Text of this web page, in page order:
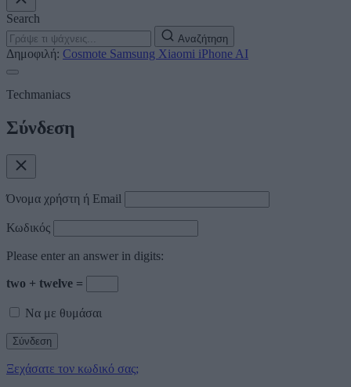
Search
Αναζήτηση
Δημοφιλή: Cosmote Samsung Xiaomi iPhone AI
Techmaniacs
Σύνδεση
Όνομα χρήστη ή Email
Κωδικός
Please enter an answer in digits:
two + twelve =
Να με θυμάσαι
Ξεχάσατε τον κωδικό σας;